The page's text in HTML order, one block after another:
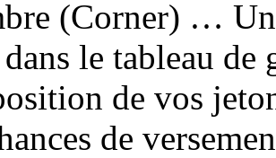
(Corner) …
le tableau de
de vos
de